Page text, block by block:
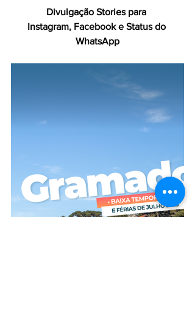
Divulgação Stories para
Instagram, Facebook e Status do
WhatsApp